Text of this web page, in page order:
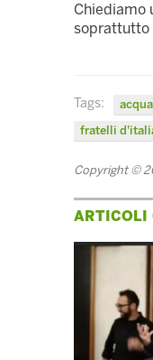
Chiediamo
soprattutto
Tags:
fratelli
Copyright ©
ARTICOLI